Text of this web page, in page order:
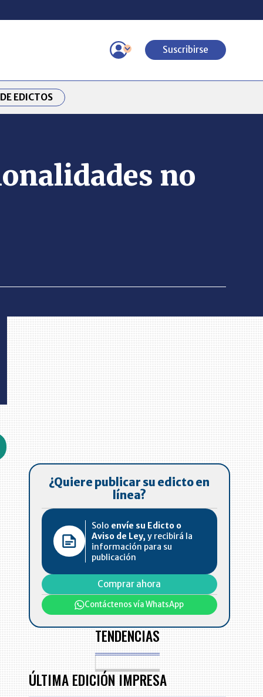
Suscribirse
EDICTOS
no
¿Quiere publicar su edicto en
línea?
Solo envíe su Edicto o
Aviso de Ley, y recibirá la
información para su
publicación
Comprar ahora
Contáctenos vía WhatsApp
TENDENCIAS
ÚLTIMA EDICIÓN IMPRESA